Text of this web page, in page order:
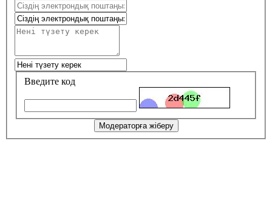
Введите код
Модераторға жіберу